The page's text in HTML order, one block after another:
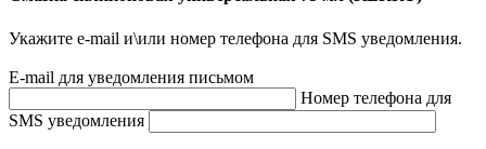
Укажите e-mail и\или номер телефона для SMS уведомления.
E-mail для уведомления письмом
Номер телефона для
SMS уведомления